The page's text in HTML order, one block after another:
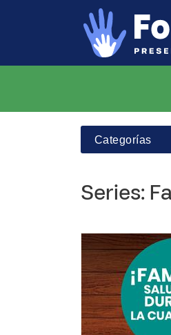
Categorías
Series: